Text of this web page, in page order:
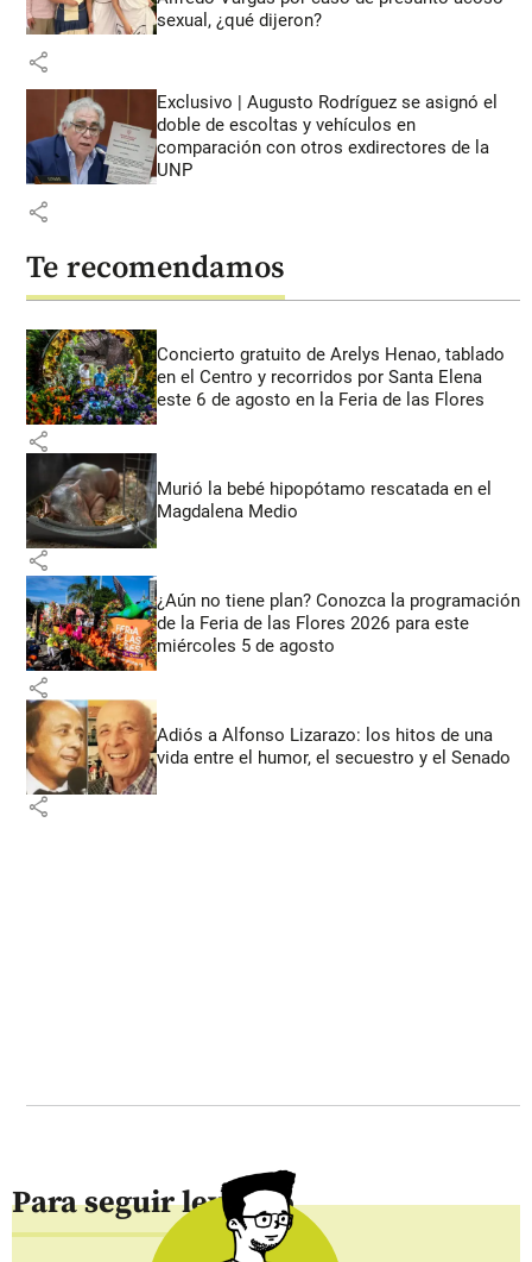
sexual, ¿qué dijeron?
share
Exclusivo | Augusto Rodríguez se asignó el
doble de escoltas y vehículos en
comparación con otros exdirectores de la
UNP
share
Te recomendamos
Concierto gratuito de Arelys Henao, tablado
en el Centro y recorridos por Santa Elena
este 6 de agosto en la Feria de las Flores
share
Murió la bebé hipopótamo rescatada en el
Magdalena Medio
share
¿Aún no tiene plan? Conozca la programación
de la Feria de las Flores 2026 para este
miércoles 5 de agosto
share
Adiós a Alfonso Lizarazo: los hitos de una
vida entre el humor, el secuestro y el Senado
share
Para seguir leyendo